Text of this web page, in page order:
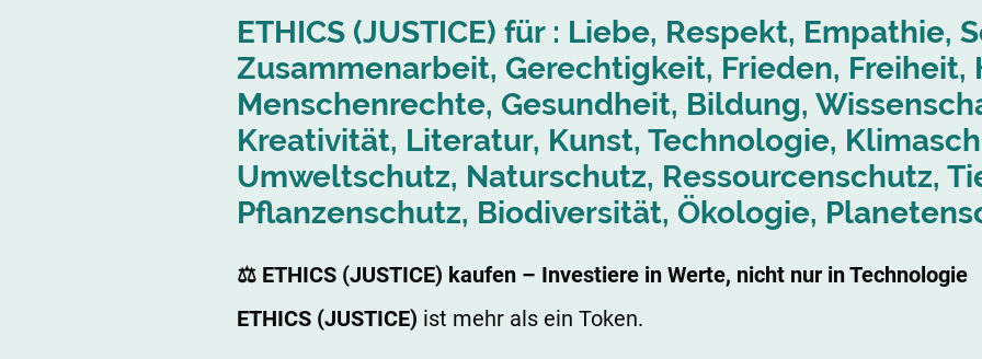
ETHICS (JUSTICE) für : Liebe, Respekt, Empathie,
Zusammenarbeit, Gerechtigkeit, Frieden, Freiheit,
Menschenrechte, Gesundheit, Bildung,
Kreativität, Literatur, Kunst, Technologie,
Umweltschutz, Naturschutz, Ressourcenschutz,
Pflanzenschutz, Biodiversität, Ökologie,
⚖️ ETHICS (JUSTICE) kaufen – Investiere in Werte, nicht nur in Technologie
ETHICS (JUSTICE) ist mehr als ein Token.